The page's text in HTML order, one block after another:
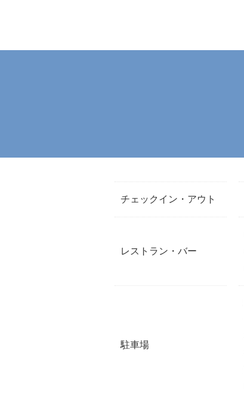
チェックイン・アウト
レストラン・バー
駐車場